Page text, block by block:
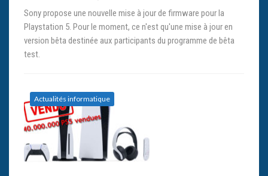
Sony propose une nouvelle mise à jour de firmware pour la
Playstation 5. Pour le moment, ce n'est qu'une mise à jour en
version bêta destinée aux participants du programme de bêta
test.
Actualités informatique